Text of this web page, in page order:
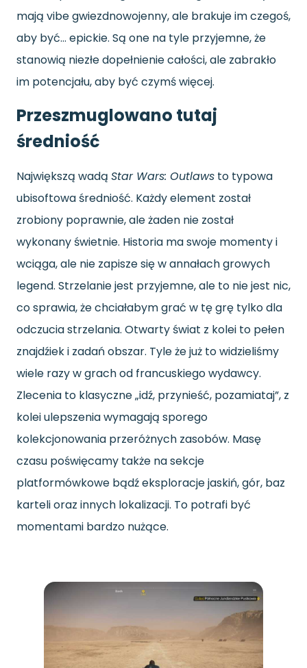
mają vibe gwiezdnowojenny, ale brakuje im czegoś,
aby być… epickie. Są one na tyle przyjemne, że
stanowią niezłe dopełnienie całości, ale zabrakło
im potencjału, aby być czymś więcej.
Przeszmuglowano tutaj
średniość
Największą wadą Star Wars: Outlaws to typowa
ubisoftowa średniość. Każdy element został
zrobiony poprawnie, ale żaden nie został
wykonany świetnie. Historia ma swoje momenty i
wciąga, ale nie zapisze się w annałach growych
legend. Strzelanie jest przyjemne, ale to nie jest nic,
co sprawia, że chciałabym grać w tę grę tylko dla
odczucia strzelania. Otwarty świat z kolei to pełen
znajdźiek i zadań obszar. Tyle że już to widzieliśmy
wiele razy w grach od francuskiego wydawcy.
Zlecenia to klasyczne „idź, przynieść, pozamiataj”, z
kolei ulepszenia wymagają sporego
kolekcjonowania przeróżnych zasobów. Masę
czasu poświęcamy także na sekcje
platformówkowe bądź eksploracje jaskiń, gór, baz
karteli oraz innych lokalizacji. To potrafi być
momentami bardzo nużące.